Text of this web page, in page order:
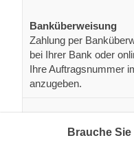
Banküberweisung
Zahlung per
bei Ihrer Bank oder
Ihre Auftragsnummer
anzugeben.
Brauche Sie